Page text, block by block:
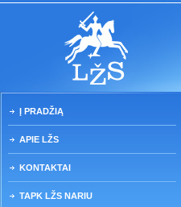
Į PRADŽIĄ
APIE LŽS
KONTAKTAI
TAPK LŽS NARIU